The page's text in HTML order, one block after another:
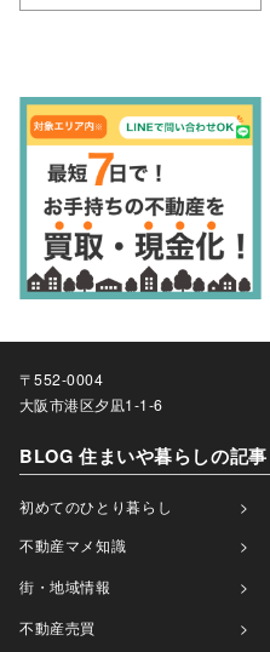
〒552-0004
大阪市港区夕凪1-1-6
BLOG 住まいや暮らしの記事
初めてのひとり暮らし
不動産マメ知識
街・地域情報
不動産売買